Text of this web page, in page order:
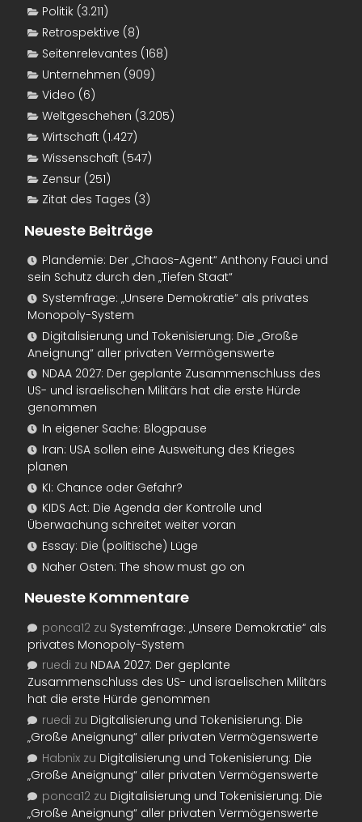
Politik (3.211)
Retrospektive (8)
Seitenrelevantes (168)
Unternehmen (909)
Video (6)
Weltgeschehen (3.205)
Wirtschaft (1.427)
Wissenschaft (547)
Zensur (251)
Zitat des Tages (3)
Neueste Beiträge
Plandemie: Der „Chaos-Agent“ Anthony Fauci und
sein Schutz durch den „Tiefen Staat“
Systemfrage: „Unsere Demokratie“ als privates
Monopoly-System
Digitalisierung und Tokenisierung: Die „Große
Aneignung“ aller privaten Vermögenswerte
NDAA 2027: Der geplante Zusammenschluss des
US- und israelischen Militärs hat die erste Hürde
genommen
In eigener Sache: Blogpause
Iran: USA sollen eine Ausweitung des Krieges
planen
KI: Chance oder Gefahr?
KIDS Act: Die Agenda der Kontrolle und
Überwachung schreitet weiter voran
Essay: Die (politische) Lüge
Naher Osten: The show must go on
Neueste Kommentare
ponca12 zu Systemfrage: „Unsere Demokratie“ als
privates Monopoly-System
ruedi zu NDAA 2027: Der geplante
Zusammenschluss des US- und israelischen Militärs
hat die erste Hürde genommen
ruedi zu Digitalisierung und Tokenisierung: Die
„Große Aneignung“ aller privaten Vermögenswerte
Habnix zu Digitalisierung und Tokenisierung: Die
„Große Aneignung“ aller privaten Vermögenswerte
ponca12 zu Digitalisierung und Tokenisierung: Die
„Große Aneignung“ aller privaten Vermögenswerte